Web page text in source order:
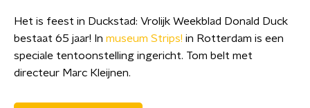
Het is feest in Duckstad: Vrolijk Weekblad Donald Duck
bestaat 65 jaar! In museum Strips! in Rotterdam is een
speciale tentoonstelling ingericht. Tom belt met
directeur Marc Kleijnen.